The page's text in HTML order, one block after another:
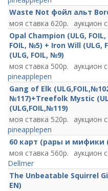
Waste Not фойл альт
620
Opal Champion (ULG,
FOIL, №5) + Iron Will (ULG,
(ULG, FOIL, №9)
500
pineapplepen
Gang of Elk
№117)+Treefolk Mystic
(ULG,FOIL,№119)
520
pineapplepen
60 карт (рары и мифики
560
Dellmer
The Unbeatable Squirrel
EN)